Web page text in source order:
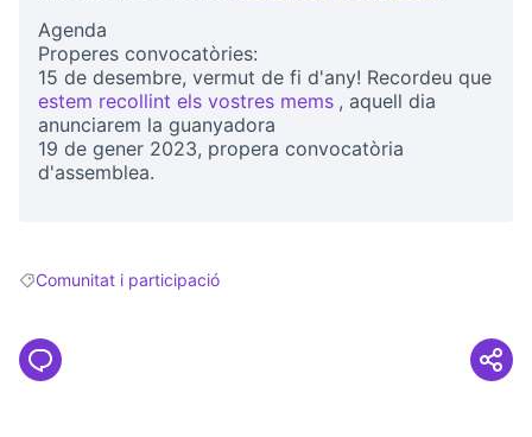
Agenda
Properes convocatòries:
15 de desembre, vermut de fi d'any! Recordeu que
estem recollint els vostres mems
(Opens in new tab)
, aquell dia
anunciarem la guanyadora
19 de gener 2023, propera convocatòria
d'assemblea.
Filter results for: Comunitat i participació
Comunitat i participació